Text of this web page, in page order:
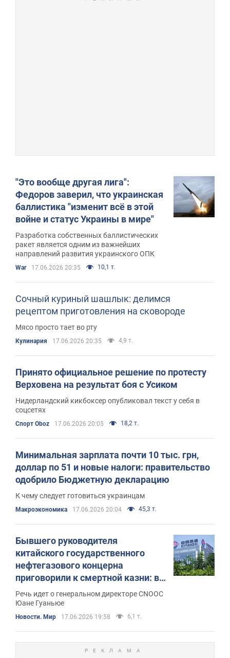
"Это вообще другая лига":
Федоров заверил, что украинская
баллистика "изменит всё в этой
войне и статус Украины в мире"
Разработка собственных баллистических
ракет является одним из важнейших
направлений развития украинского ОПК
War 17.06.2026 20:35 10,1 т.
Сочный куриный шашлык: делимся
рецептом приготовления на сковороде
Мясо просто тает во рту
Кулинария 17.06.2026 20:35 4,9 т.
Принято официальное решение по протесту
Верховена на результат боя с Усиком
Нидерландский кикбоксер опубликовал текст у себя в
соцсетях
Спорт Oboz 17.06.2026 20:05 18,2 т.
Минимальная зарплата почти 10 тыс. грн,
доллар по 51 и новые налоги: правительство
одобрило Бюджетную декларацию
К чему следует готовиться украинцам
Mакроэкономика 17.06.2026 20:04 45,3 т.
Бывшего руководителя
китайского государственного
нефтегазового концерна
приговорили к смертной казни: в
чём его обвинили
Речь идет о генеральном директоре CNOOC
Юане Гуаньюе
Новости. Мир 17.06.2026 19:58 6,1 т.